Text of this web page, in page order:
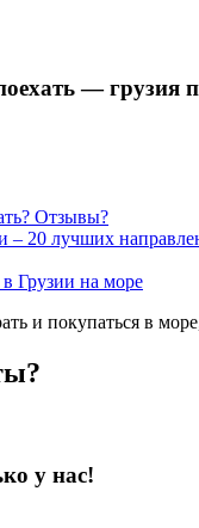
— грузия
Отзывы?
– 20 лучших
Грузии на море
и покупаться в
у нас!